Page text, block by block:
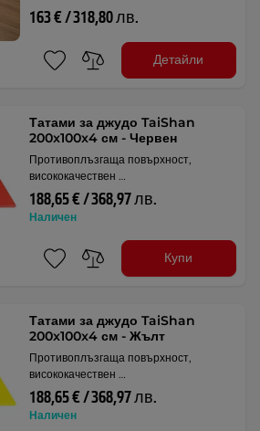
163 € / 318,80 лв.
Детайли
Татами за джудо TaiShan
200x100x4 см - Червен
Противоплъзгаща повърхност,
висококачествен …
188,65 € / 368,97 лв.
Наличен
Купи
Татами за джудо TaiShan
200x100x4 см - Жълт
Противоплъзгаща повърхност,
висококачествен …
188,65 € / 368,97 лв.
Наличен